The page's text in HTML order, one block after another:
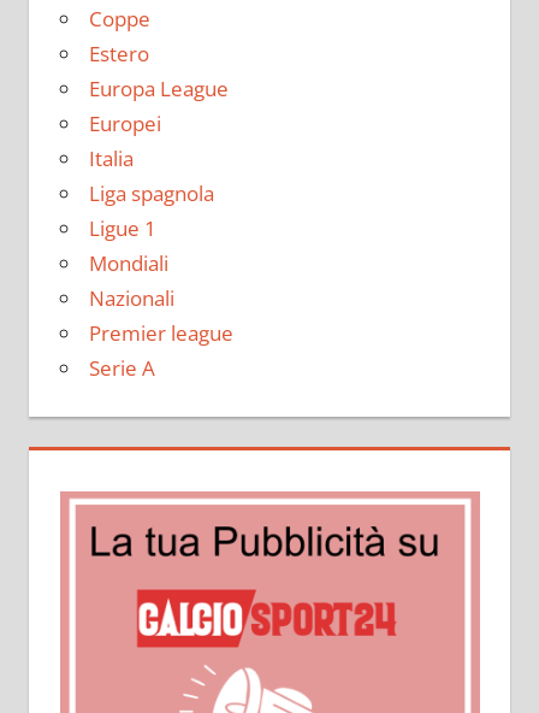
Coppe
Estero
Europa League
Europei
Italia
Liga spagnola
Ligue 1
Mondiali
Nazionali
Premier league
Serie A